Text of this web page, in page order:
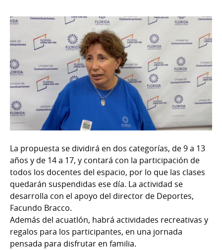
La propuesta se dividirá en dos categorías, de 9 a 13
años y de 14 a 17, y contará con la participación de
todos los docentes del espacio, por lo que las clases
quedarán suspendidas ese día. La actividad se
desarrolla con el apoyo del director de Deportes,
Facundo Bracco.
Además del acuatlón, habrá actividades recreativas y
regalos para los participantes, en una jornada
pensada para disfrutar en familia.